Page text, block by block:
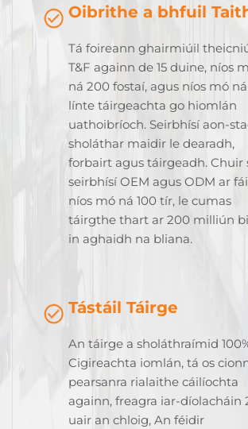
Oibrithe a bhfuil
Tá foireann ghairmiúil
T&F againn de 15 duine, níos
ná 200 fostaí, agus níos mó
línte táirgeachta go hiomlán
uathoibríoch. Seirbhísí aon-
sholáthar maidir le dearadh,
forbairt agus táirgeadh. Chuir
seirbhísí OEM agus ODM ar
níos mó ná 100 tír, le cumas
táirgthe thart ar 200 milliún
in aghaidh na bliana.
Tástáil Táirge
An táirge a sholáthraímid
Cigireachta iomlán, tá os
pearsanra rialaithe cáilíochta
againn, freagra iar-díolacháin
uair an chloig, An féidir